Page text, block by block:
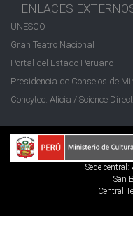
ENLACES
UNESCO
Gran Teatro Nacional
Portal del Estado Peruano
Presidencia de Consejos de
Concytec: Alicia / Science
Sede
San
Central